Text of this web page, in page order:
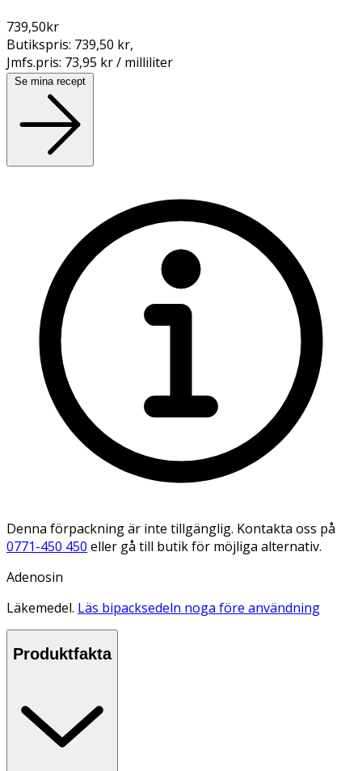
739,50kr
Butikspris: 739,50 kr,
Jmfs.pris: 73,95 kr / milliliter
Se mina recept
Denna förpackning är inte tillgänglig. Kontakta oss på
0771-450 450 eller gå till butik för möjliga alternativ.
Adenosin
Läkemedel. Läs bipacksedeln noga före användning
Produktfakta